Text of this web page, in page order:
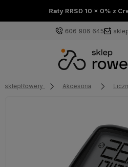
Raty RRS0 10 x 0% z
606 906 645
sklepRowery Akcesoria